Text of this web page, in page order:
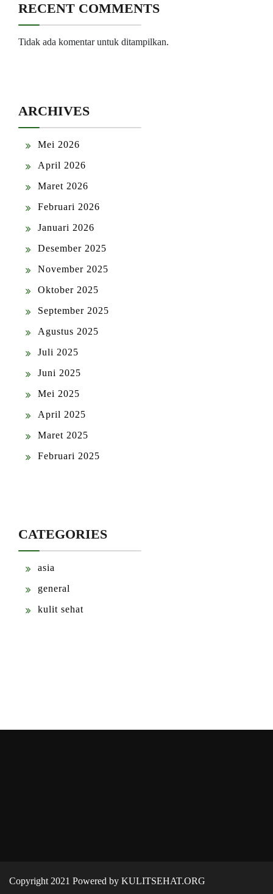
RECENT COMMENTS
Tidak ada komentar untuk ditampilkan.
ARCHIVES
Mei 2026
April 2026
Maret 2026
Februari 2026
Januari 2026
Desember 2025
November 2025
Oktober 2025
September 2025
Agustus 2025
Juli 2025
Juni 2025
Mei 2025
April 2025
Maret 2025
Februari 2025
CATEGORIES
asia
general
kulit sehat
Copyright 2021 Powered by KULITSEHAT.ORG